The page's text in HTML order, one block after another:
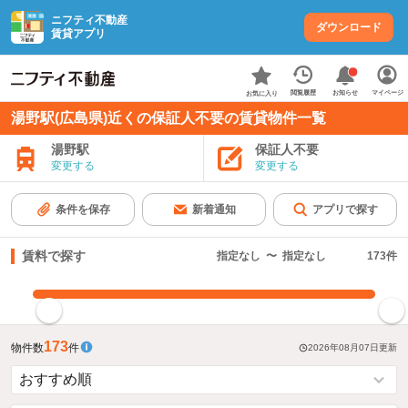
ニフティ不動産
賃貸アプリ
ダウンロード
お気に入り 閲覧履歴 お知らせ マイページ
湯野駅(広島県)近くの保証人不要の賃貸物件一覧
湯野駅
変更する
保証人不要
変更する
条件を保存 新着通知 アプリで探す
賃料で探す 指定なし 〜 指定なし 173件
物件数173件 2026年08月07日更新